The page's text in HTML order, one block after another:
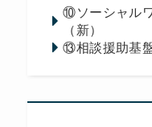
⑩ソーシャル
（新）
⑬相談援助基